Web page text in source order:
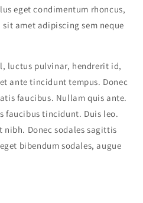
eget condimentum rhoncus,
amet adipiscing sem neque
luctus pulvinar, hendrerit id,
ante tincidunt tempus. Donec
faucibus. Nullam quis ante.
faucibus tincidunt. Duis leo.
Donec sodales sagittis
bibendum sodales, augue